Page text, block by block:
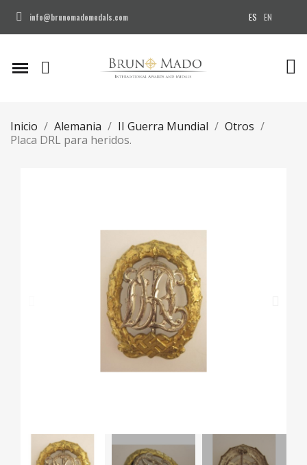
info@brunomadomedals.com ES EN
Inicio Alemania II Guerra Mundial
Otros
Placa DRL para heridos.